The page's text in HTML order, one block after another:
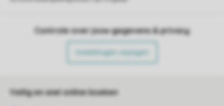
Controle over jouw gegevens & privacy
Instellingen wijzigen
Veilig en snel online boeken